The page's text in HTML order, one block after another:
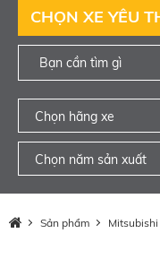
CHỌN XE YÊU
Chọn hãng xe
Chọn năm sản xuất
Sản phẩm